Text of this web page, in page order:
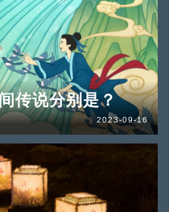
传说分别是？
2023-09-16